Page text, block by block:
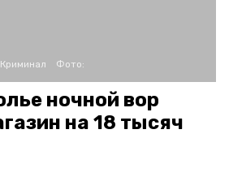
Криминал Фото:
ночной вор
на 18 тысяч